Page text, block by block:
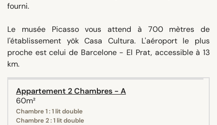
fourni.
Le musée Picasso vous attend à 700 mètres de
l'établissement yök Casa Cultura. L'aéroport le plus
proche est celui de Barcelone - El Prat, accessible à 13
km.
Appartement 2 Chambres - A
60m²
Chambre 1 : 1 lit double
Chambre 2 : 1 lit double